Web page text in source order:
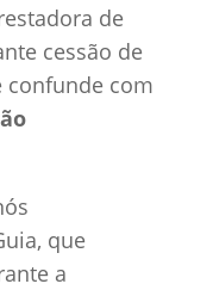
de
cessão de
confunde com
que
a